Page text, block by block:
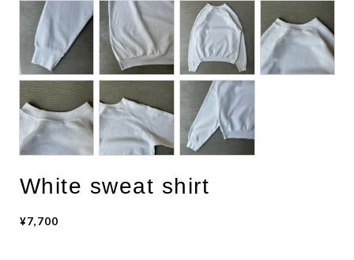
White sweat shirt
¥7,700